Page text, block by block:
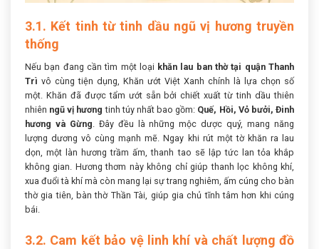
3.1. Kết tinh từ tinh dầu ngũ vị hương truyền
thống
Nếu bạn đang cần tìm một loại khăn lau ban thờ tại quận Thanh
Trì vô cùng tiện dụng, Khăn ướt Việt Xanh chính là lựa chọn số
một. Khăn đã được tẩm ướt sẵn bởi chiết xuất từ tinh dầu thiên
nhiên ngũ vị hương tinh túy nhất bao gồm: Quế, Hồi, Vỏ bưởi, Đinh
hương và Gừng . Đây đều là những mộc dược quý, mang năng
lượng dương vô cùng mạnh mẽ. Ngay khi rút một tờ khăn ra lau
dọn, một làn hương trầm ấm, thanh tao sẽ lập tức lan tỏa khắp
không gian. Hương thơm này không chỉ giúp thanh lọc không khí,
xua đuổi tà khí mà còn mang lại sự trang nghiêm, ấm cúng cho bàn
thờ gia tiên, bàn thờ Thần Tài, giúp gia chủ tĩnh tâm hơn khi cúng
bái.
3.2. Cam kết bảo vệ linh khí và chất lượng đồ